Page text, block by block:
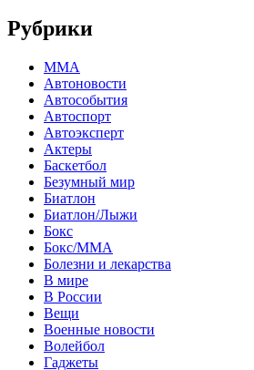
Рубрики
MMA
Автоновости
Автособытия
Автоспорт
Автоэксперт
Актеры
Баскетбол
Безумный мир
Биатлон
Биатлон/Лыжи
Бокс
Бокс/MMA
Болезни и лекарства
В мире
В России
Вещи
Военные новости
Волейбол
Гаджеты